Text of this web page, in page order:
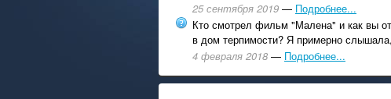
25 сентября 2019 — Подробнее...
Кто смотрел фильм "Малена" и как вы
в дом терпимости? Я примерно
4 февраля 2018 — Подробнее...